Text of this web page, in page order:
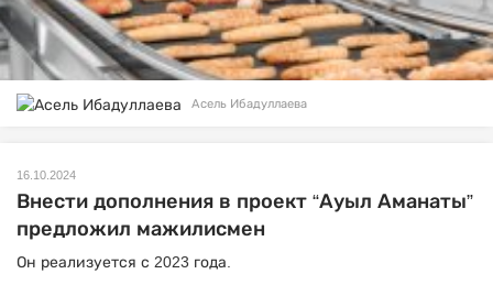
Асель Ибадуллаева
16.10.2024
Внести дополнения в проект “Ауыл Аманаты”
предложил мажилисмен
Он реализуется с 2023 года.